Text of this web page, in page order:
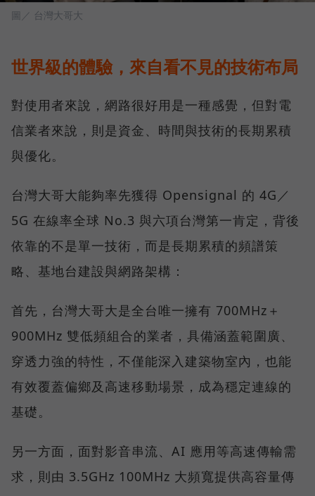
圖／ 台灣大哥大
世界級的體驗，來自看不見的技術布局
對使用者來說，網路很好用是一種感覺，但對電
信業者來說，則是資金、時間與技術的長期累積
與優化。
台灣大哥大能夠率先獲得 Opensignal 的 4G／
5G 在線率全球 No.3 與六項台灣第一肯定，背後
依靠的不是單一技術，而是長期累積的頻譜策
略、基地台建設與網路架構：
首先，台灣大哥大是全台唯一擁有 700MHz＋
900MHz 雙低頻組合的業者，具備涵蓋範圍廣、
穿透力強的特性，不僅能深入建築物室內，也能
有效覆蓋偏鄉及高速移動場景，成為穩定連線的
基礎。
另一方面，面對影音串流、AI 應用等高速傳輸需
求，則由 3.5GHz 100MHz 大頻寬提供高容量傳